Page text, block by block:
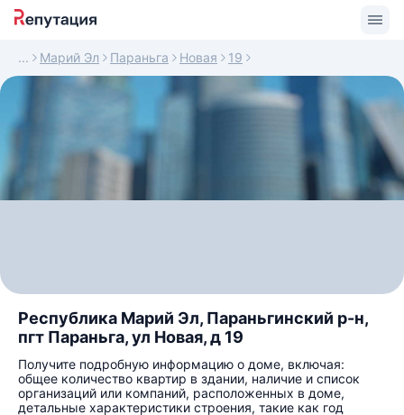
Марий Эл Параньга Новая 19
Республика Марий Эл, Параньгинский р-н,
пгт Параньга, ул Новая, д 19
Получите подробную информацию о доме, включая:
общее количество квартир в здании, наличие и список
организаций или компаний, расположенных в доме,
детальные характеристики строения, такие как год